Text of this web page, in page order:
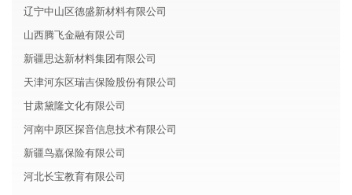
辽宁中山区德盛新材料有限公司
山西腾飞金融有限公司
新疆思达新材料集团有限公司
天津河东区瑞吉保险股份有限公司
甘肃黛隆文化有限公司
河南中原区探音信息技术有限公司
新疆鸟嘉保险有限公司
河北长宝教育有限公司